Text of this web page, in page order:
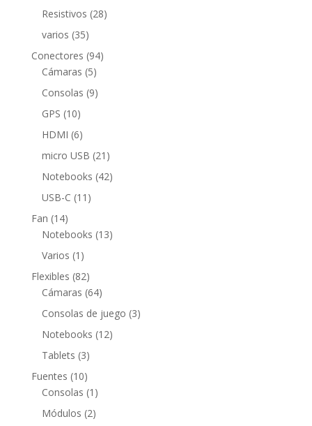
producto
Resistivos 2828
varios 3535
productos
Conectores 9494
Cámaras 55
productos
Consolas 99
GPS 1010
productos
HDMI 66
productos
micro USB 21 21
productos
Notebooks 4242
USB-C 11 11
Fan 1414
productos
Notebooks 1313
Varios 1 1
producto
Flexibles 8282
productos
Cámaras 6464
productos
Consolas de juego 33
Notebooks 1212
Tablets 33
productos
Fuentes 1010
productos
Consolas 1 1
producto
Módulos 22